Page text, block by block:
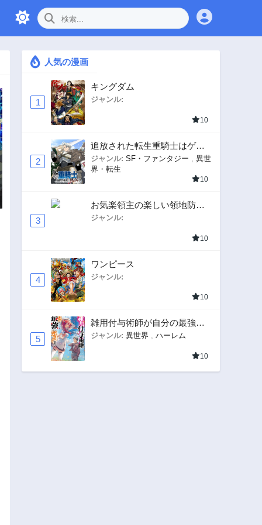
人気の漫画
1
キングダム
ジャンル:
10
2
追放された転生重騎士はゲー
ム知識で無双する
ジャンル: SF・ファンタジー
異世
界・転生
10
3
お気楽領主の楽しい領地防衛
〜生産系魔術で名もなき村を
ジャンル:
10
4
ワンピース
ジャンル:
10
5
雑用付与術師が自分の最強に
気付くまで
ジャンル: 異世界 , ハーレム
10